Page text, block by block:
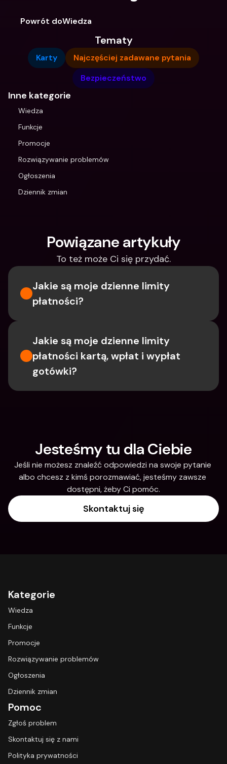
Powrót doWiedza
Tematy
Karty
Najczęściej zadawane pytania
Bezpieczeństwo
Inne kategorie
Wiedza
Funkcje
Promocje
Rozwiązywanie problemów
Ogłoszenia
Dziennik zmian
Powiązane artykuły
To też może Ci się przydać.
Jakie są moje dzienne limity
płatności?
Jakie są moje dzienne limity
płatności kartą, wpłat i wypłat
gotówki?
Jesteśmy tu dla Ciebie
Jeśli nie możesz znaleźć odpowiedzi na swoje pytanie
albo chcesz z kimś porozmawiać, jesteśmy zawsze
dostępni, żeby Ci pomóc.
Skontaktuj się
Kategorie
Wiedza
Funkcje
Promocje
Rozwiązywanie problemów
Ogłoszenia
Dziennik zmian
Pomoc
Zgłoś problem
Skontaktuj się z nami
Polityka prywatności